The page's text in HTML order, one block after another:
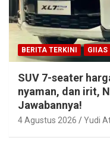
BERITA TERKINI GIIAS
SUV 7-seater
nyaman, dan irit,
Jawabannya!
4 Agustus 2026 Yudi